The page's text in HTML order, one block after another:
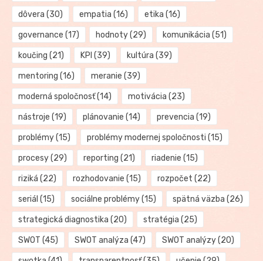
dôvera (30) empatia (16) etika (16)
governance (17) hodnoty(29) komunikácia (51)
koučing (21) KPI (39) kultúra (39)
mentoring (16) meranie (39)
moderná spoločnosť(14) motivácia (23)
nástroje (19) plánovanie (14) prevencia (19)
problémy(15) problémy modernej spoločnosti (15)
procesy(29) reporting (21) riadenie (15)
riziká (22) rozhodovanie (15) rozpočet (22)
seriál (15) sociálne problémy(15) spätná väzba (26)
strategická diagnostika (20) stratégia (25)
SWOT (45) SWOT analýza (47) SWOT analýzy(20)